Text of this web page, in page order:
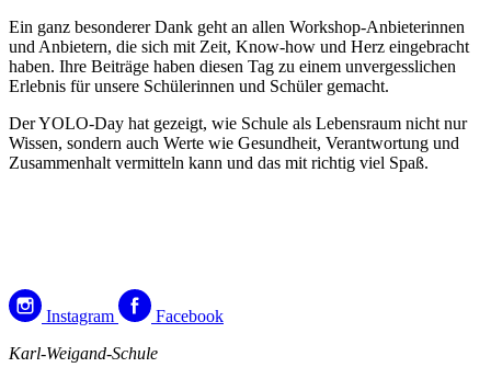
Ein ganz besonderer Dank geht an allen Workshop-Anbieterinnen
und Anbietern, die sich mit Zeit, Know-how und Herz eingebracht
haben. Ihre Beiträge haben diesen Tag zu einem unvergesslichen
Erlebnis für unsere Schülerinnen und Schüler gemacht.
Der YOLO-Day hat gezeigt, wie Schule als Lebensraum nicht nur
Wissen, sondern auch Werte wie Gesundheit, Verantwortung und
Zusammenhalt vermitteln kann und das mit richtig viel Spaß.
Instagram
Facebook
Karl-Weigand-Schule